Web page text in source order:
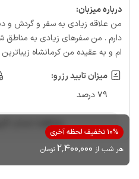
درباره‌ میزبان:
من علاقه زیادی به سفر و گردش و
دارم . من سفرهای زیادی به
ام و به عقیده من کرمانشاه
میزان تایید رزرو:
79 درصد
مشاهده حساب
10% تخفیف لحظه آخری
هر شب از 2٬400٬000 تومان